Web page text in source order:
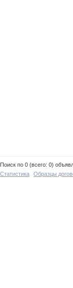
Поиск по 0 (всего: 0)
Статистика
Образцы